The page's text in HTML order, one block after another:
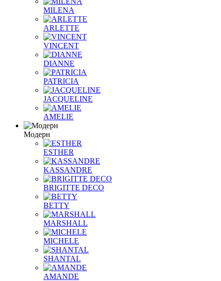
MILENA
ARLETTE
VINCENT
DIANNE
PATRICIA
JACQUELINE
AMELIE
Модерн
ESTHER
KASSANDRE
BRIGITTE DECO
BETTY
MARSHALL
MICHELE
SHANTAL
AMANDE